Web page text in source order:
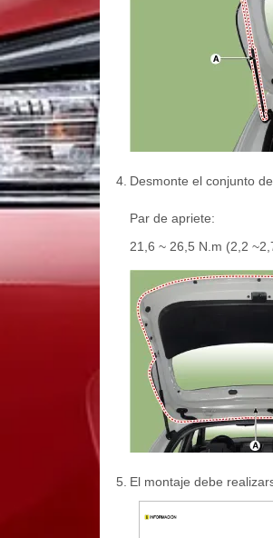
4. Desmonte el conjunto
Par de apriete:
21,6 ~ 26,5 N.m (2,2
5. El montaje debe